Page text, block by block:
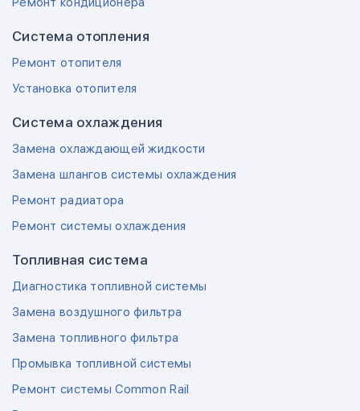
Система отопления
Ремонт отопителя
Установка отопителя
Система охлаждения
Замена охлаждающей жидкости
Замена шлангов системы охлаждения
Ремонт радиатора
Ремонт системы охлаждения
Топливная система
Диагностика топливной системы
Замена воздушного фильтра
Замена топливного фильтра
Промывка топливной системы
Ремонт системы Common Rail